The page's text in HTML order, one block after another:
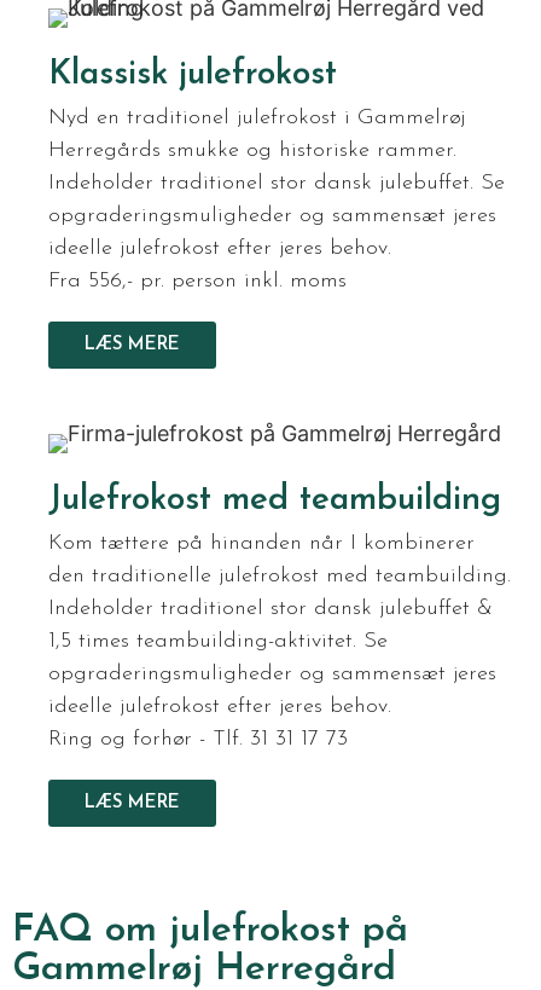
Klassisk julefrokost
Nyd en traditionel julefrokost i Gammelrøj
Herregårds smukke og historiske rammer.
Indeholder traditionel stor dansk julebuffet. Se
opgraderingsmuligheder og sammensæt jeres
ideelle julefrokost efter jeres behov.
Fra 556,- pr. person inkl. moms
LÆS MERE
Julefrokost med teambuilding
Kom tættere på hinanden når I kombinerer
den traditionelle julefrokost med teambuilding.
Indeholder traditionel stor dansk julebuffet &
1,5 times teambuilding-aktivitet. Se
opgraderingsmuligheder og sammensæt jeres
ideelle julefrokost efter jeres behov.
Ring og forhør - Tlf. 31 31 17 73
LÆS MERE
FAQ om julefrokost på
Gammelrøj Herregård